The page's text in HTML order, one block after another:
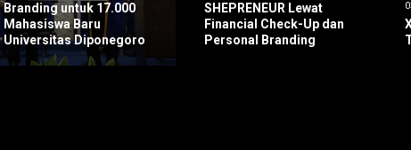
Branding untuk 17.000
Mahasiswa Baru
Universitas Diponegoro
SHEPRENEUR Lewat
Financial Check-Up dan
Personal Branding